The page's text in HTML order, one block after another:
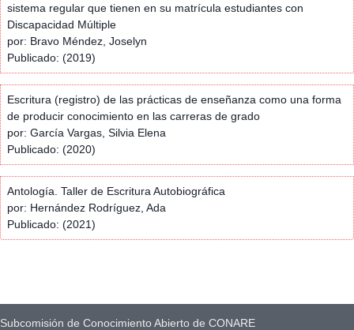
sistema regular que tienen en su matrícula estudiantes con
Discapacidad Múltiple
por: Bravo Méndez, Joselyn
Publicado: (2019)
Escritura (registro) de las prácticas de enseñanza como una forma
de producir conocimiento en las carreras de grado
por: García Vargas, Silvia Elena
Publicado: (2020)
Antología. Taller de Escritura Autobiográfica
por: Hernández Rodríguez, Ada
Publicado: (2021)
Subcomisión de Conocimiento Abierto de CONARE